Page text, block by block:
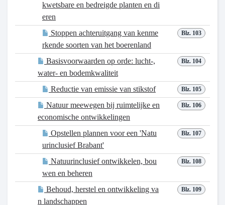
kwetsbare en bedreigde planten en di
eren
Blz. 103
Stoppen achteruitgang van kenme
rkende soorten van het boerenland
Blz. 104
Basisvoorwaarden op orde: lucht-,
water- en bodemkwaliteit
Blz. 105
Reductie van emissie van stikstof
Blz. 106
Natuur meewegen bij ruimtelijke en
economische ontwikkelingen
Blz. 107
Opstellen plannen voor een 'Natu
urinclusief Brabant'
Blz. 108
Natuurinclusief ontwikkelen, bou
wen en beheren
Blz. 109
Behoud, herstel en ontwikkeling va
n landschappen